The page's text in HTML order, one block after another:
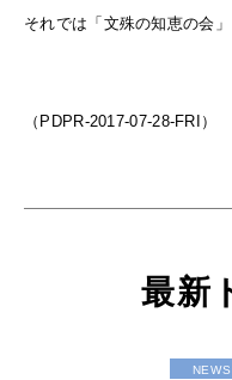
それでは「文殊の知恵の会
（PDPR-2017-07-28-FRI）
最新
NEWS